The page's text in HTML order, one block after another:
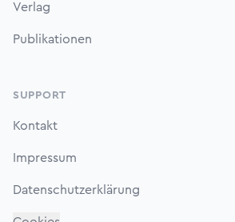
Verlag
Publikationen
SUPPORT
Kontakt
Impressum
Datenschutzerklärung